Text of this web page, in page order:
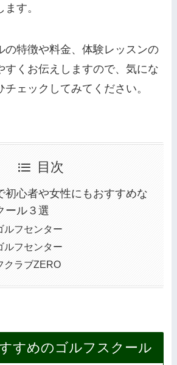
す。
の特徴や料金、体験レッスンの
すくお伝えしますので、気にな
チェックしてみてください。
目次
初心者や女性にもおすすめな
ール３選
ルフセンター
ルフセンター
クラブZERO
すめのゴルフスクール